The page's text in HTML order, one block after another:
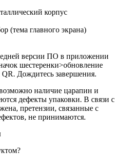
корпус
(тема главного экрана)
версии ПО в приложении
шестеренки>обновление
QR. Дождитесь завершения.
наличие царапин и
дефекты упаковки. В связи с
претензии, связанные с
не принимаются.